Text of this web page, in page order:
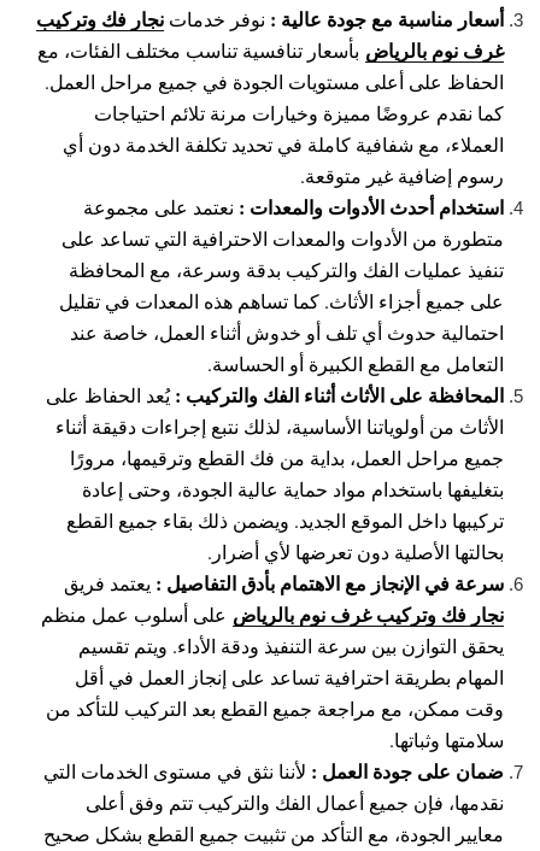
أسعار مناسبة مع جودة عالية : نوفر خدمات نجار فك وتركيب
غرف نوم بالرياض بأسعار تنافسية تناسب مختلف الفئات، مع
الحفاظ على أعلى مستويات الجودة في جميع مراحل العمل.
كما نقدم عروضًا مميزة وخيارات مرنة تلائم احتياجات
العملاء، مع شفافية كاملة في تحديد تكلفة الخدمة دون أي
رسوم إضافية غير متوقعة.
استخدام أحدث الأدوات والمعدات : نعتمد على مجموعة
متطورة من الأدوات والمعدات الاحترافية التي تساعد على
تنفيذ عمليات الفك والتركيب بدقة وسرعة، مع المحافظة
على جميع أجزاء الأثاث. كما تساهم هذه المعدات في تقليل
احتمالية حدوث أي تلف أو خدوش أثناء العمل، خاصة عند
التعامل مع القطع الكبيرة أو الحساسة.
المحافظة على الأثاث أثناء الفك والتركيب :يُعد الحفاظ على
الأثاث من أولوياتنا الأساسية، لذلك نتبع إجراءات دقيقة أثناء
جميع مراحل العمل، بداية من فك القطع وترقيمها، مرورًا
بتغليفها باستخدام مواد حماية عالية الجودة، وحتى إعادة
تركيبها داخل الموقع الجديد. ويضمن ذلك بقاء جميع القطع
بحالتها الأصلية دون تعرضها لأي أضرار.
سرعة في الإنجاز مع الاهتمام بأدق التفاصيل : يعتمد فريق
نجار فك وتركيب غرف نوم بالرياض على أسلوب عمل منظم
يحقق التوازن بين سرعة التنفيذ ودقة الأداء. ويتم تقسيم
المهام بطريقة احترافية تساعد على إنجاز العمل في أقل
وقت ممكن، مع مراجعة جميع القطع بعد التركيب للتأكد من
سلامتها وثباتها.
ضمان على جودة العمل : لأننا نثق في مستوى الخدمات التي
نقدمها، فإن جميع أعمال الفك والتركيب تتم وفق أعلى
معايير الجودة، مع التأكد من تثبيت جميع القطع بشكل صحيح